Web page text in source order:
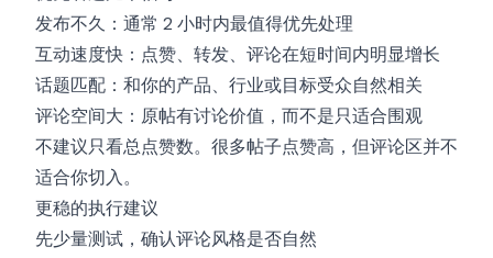
发布不久：通常 2 小时内最值得优先处理
互动速度快：点赞、转发、评论在短时间内明显增长
话题匹配：和你的产品、行业或目标受众自然相关
评论空间大：原帖有讨论价值，而不是只适合围观
不建议只看总点赞数。很多帖子点赞高，但评论区并不
适合你切入。
更稳的执行建议
先少量测试，确认评论风格是否自然